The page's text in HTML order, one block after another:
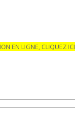
EN LIGNE, CLIQUEZ ICI